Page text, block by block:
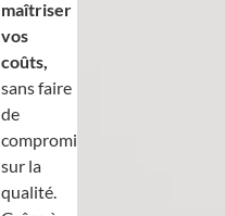
maîtriser
vos
coûts,
sans faire
de
compromis
sur la
qualité.